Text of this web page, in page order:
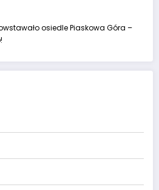
osiedle Piaskowa Góra –